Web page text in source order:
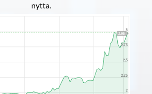
nytta.